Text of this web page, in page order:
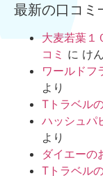
最新の口コミ
大麦若葉１
コミ に け
ワールドフ
より
Tトラベル
ハッシュパ
より
ダイエーの
Tトラベル